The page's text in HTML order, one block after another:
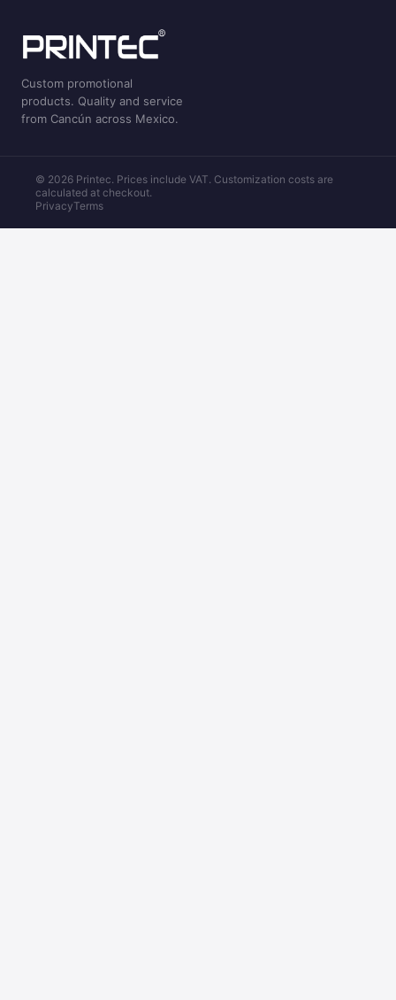
Custom promotional
products. Quality and service
from Cancún across Mexico.
© 2026 Printec. Prices include VAT. Customization costs are
calculated at checkout.
PrivacyTerms